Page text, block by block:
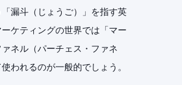
漏斗（じょうご）」を指す英
ケティングの世界では「マー
ネル（パーチェス・ファネ
われるのが一般的でしょう。